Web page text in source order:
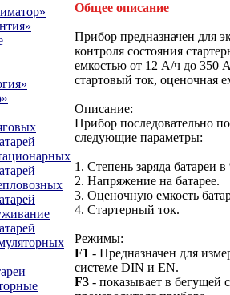
Общее описание
Прибор предназначен для
контроля состояния
емкостью от 12 А/ч до 350
стартовый ток, оценочная
Описание:
Прибор последовательно
следующие параметры:
1. Степень заряда батареи в
2. Напряжение на батарее.
3. Оценочную емкость
4. Стартерный ток.
Режимы:
F1 - Предназначен для
системе DIN и EN.
F3 - показывает в бегущей